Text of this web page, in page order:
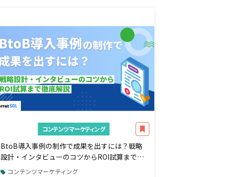
コンテンツマーケティング
BtoB導入事例の制作で成果を出すには？戦略
設計・インタビューのコツからROI試算まで徹
底解説
コンテンツマーケティング